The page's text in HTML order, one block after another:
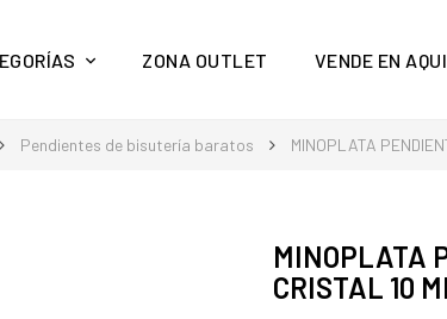
más en Aquí Mejor
ZONA OUTLET VENDE EN
Pendientes de bisutería baratos MINOPLATA
MINOPLATA
CRISTAL 10